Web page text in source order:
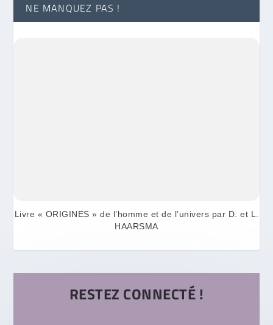
NE MANQUEZ PAS !
Livre « ORIGINES » de l’homme et de l’univers par D. et L.
HAARSMA
RESTEZ CONNECTÉ !